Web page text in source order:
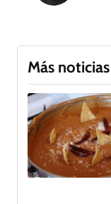
Más noticias